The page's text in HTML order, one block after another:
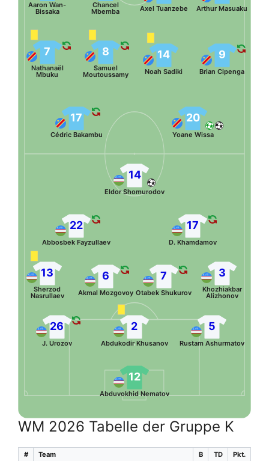
Arthur Masuaku
Axel Tuanzebe
Chancel
Mbemba
Aaron Wan-
Bissaka
9
Brian Cipenga
14
Noah Sadiki
8
Samuel
Moutoussamy
7
Nathanaël
Mbuku
20
Yoane Wissa
17
Cédric Bakambu
12
Abduvokhid Nematov
26
J. Urozov
2
Abdukodir Khusanov
5
Rustam Ashurmatov
13
Sherzod
Nasrullaev
6
Akmal Mozgovoy
7
Otabek Shukurov
3
Khozhiakbar
Alizhonov
22
Abbosbek Fayzullaev
17
D. Khamdamov
14
Eldor Shomurodov
WM 2026 Tabelle der Gruppe K
# Team B TD Pkt.